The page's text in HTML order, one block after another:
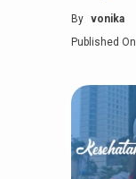
By vonika
Published On